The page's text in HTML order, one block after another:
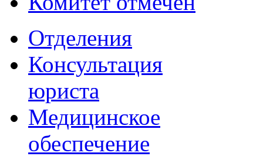
Отделения
Консультация
юриста
Медицинское
обеспечение